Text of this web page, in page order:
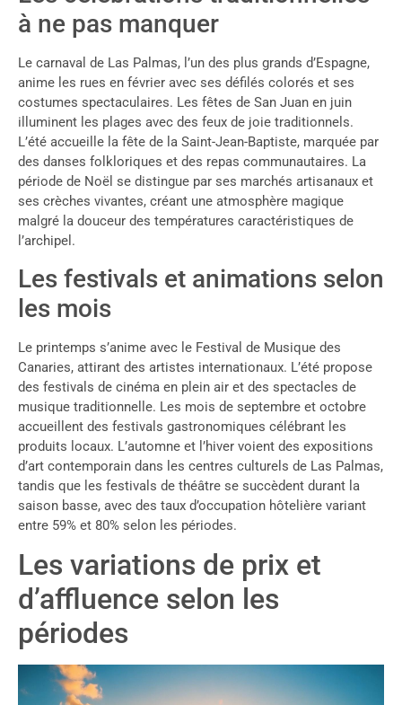
à ne pas manquer
Le carnaval de Las Palmas, l’un des plus grands d’Espagne,
anime les rues en février avec ses défilés colorés et ses
costumes spectaculaires. Les fêtes de San Juan en juin
illuminent les plages avec des feux de joie traditionnels.
L’été accueille la fête de la Saint-Jean-Baptiste, marquée par
des danses folkloriques et des repas communautaires. La
période de Noël se distingue par ses marchés artisanaux et
ses crèches vivantes, créant une atmosphère magique
malgré la douceur des températures caractéristiques de
l’archipel.
Les festivals et animations selon
les mois
Le printemps s’anime avec le Festival de Musique des
Canaries, attirant des artistes internationaux. L’été propose
des festivals de cinéma en plein air et des spectacles de
musique traditionnelle. Les mois de septembre et octobre
accueillent des festivals gastronomiques célébrant les
produits locaux. L’automne et l’hiver voient des expositions
d’art contemporain dans les centres culturels de Las Palmas,
tandis que les festivals de théâtre se succèdent durant la
saison basse, avec des taux d’occupation hôtelière variant
entre 59% et 80% selon les périodes.
Les variations de prix et
d’affluence selon les
périodes